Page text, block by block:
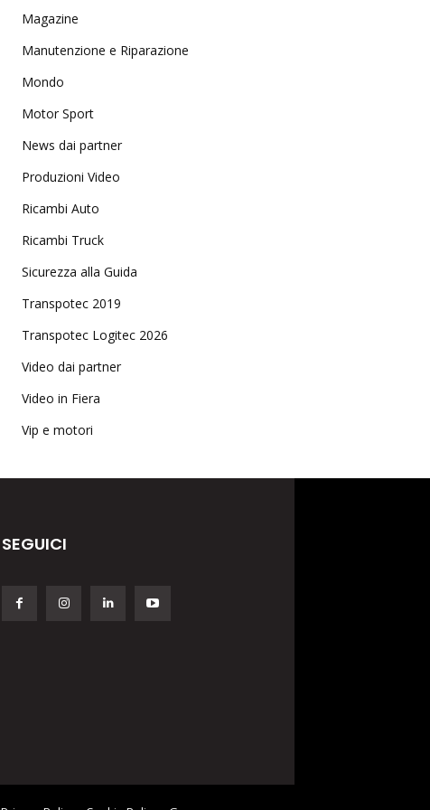
Magazine
Manutenzione e Riparazione
Mondo
Motor Sport
News dai partner
Produzioni Video
Ricambi Auto
Ricambi Truck
Sicurezza alla Guida
Transpotec 2019
Transpotec Logitec 2026
Video dai partner
Video in Fiera
Vip e motori
SEGUICI